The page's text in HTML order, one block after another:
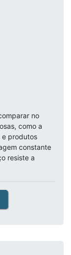
no
como a
e produtos
constante
resiste a